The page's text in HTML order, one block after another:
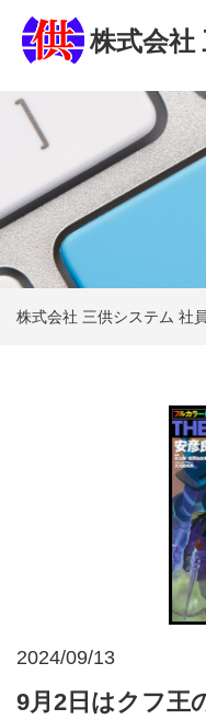
株式会社
株式会社 三供システム 社
2024/09/13
9月2日はクフ王